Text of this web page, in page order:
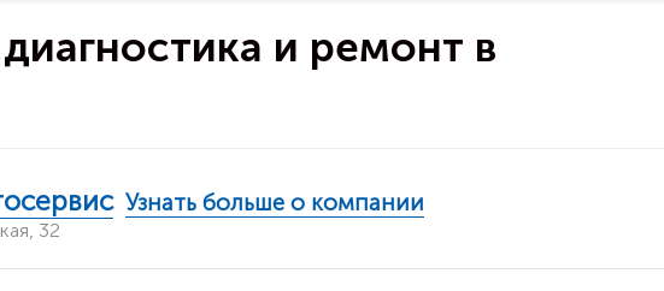
и ремонт в
Узнать больше о компании
32